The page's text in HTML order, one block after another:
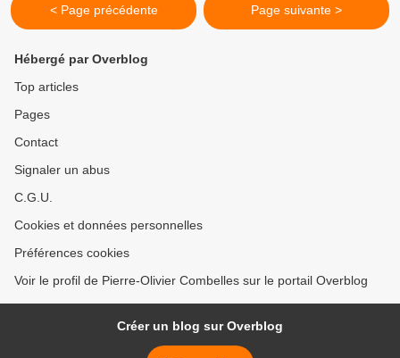
< Page précédente Page suivante >
Hébergé par Overblog
Top articles
Pages
Contact
Signaler un abus
C.G.U.
Cookies et données personnelles
Préférences cookies
Voir le profil de Pierre-Olivier Combelles sur le portail Overblog
Créer un blog sur Overblog